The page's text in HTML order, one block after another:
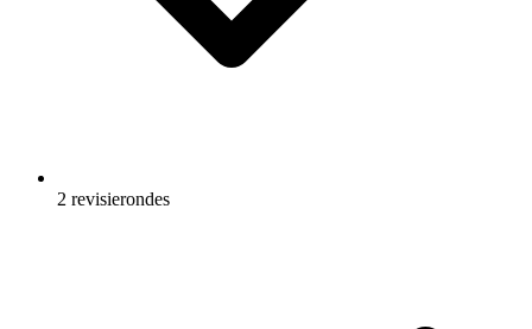
2 revisierondes